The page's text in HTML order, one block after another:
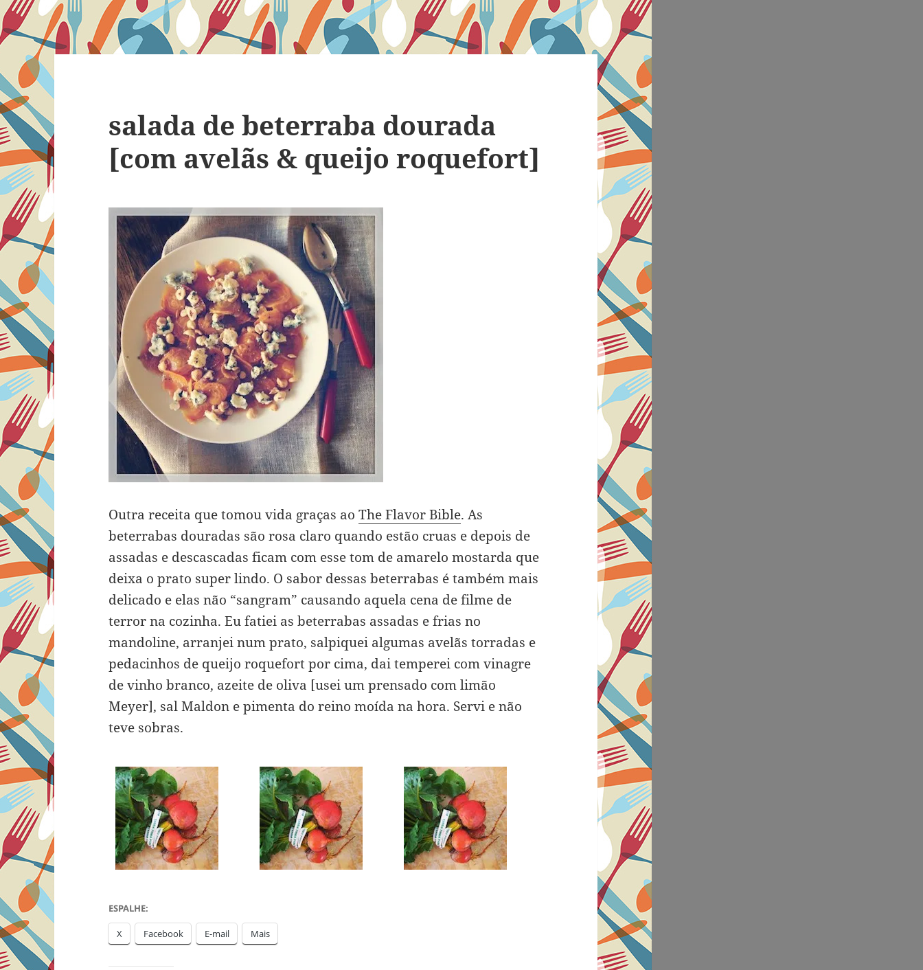
salada de beterraba dourada
[com avelãs & queijo roquefort]
Outra receita que tomou vida graças aoThe Flavor Bible. As
beterrabas douradas são rosa claro quando estão cruas e depois de
assadas e descascadas ficam com esse tom de amarelo mostarda que
deixa o prato super lindo. O sabor dessas beterrabas é também mais
delicado e elas não “sangram” causando aquela cena de filme de
terror na cozinha. Eu fatiei as beterrabas assadas e frias no
mandoline, arranjei num prato, salpiquei algumas avelãs torradas e
pedacinhos de queijo roquefort por cima, dai temperei com vinagre
de vinho branco, azeite de oliva [usei um prensado com limão
Meyer], sal Maldon e pimenta do reino moída na hora. Servi e não
teve sobras.
ESPALHE:
X Facebook E-mail Mais